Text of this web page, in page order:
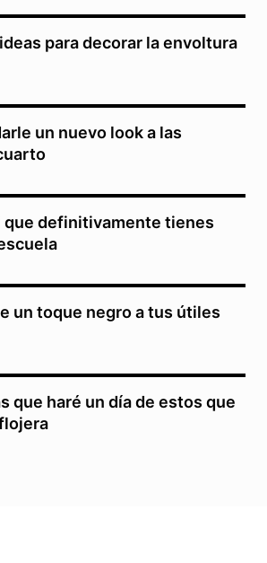
para decorar la envoltura
un nuevo look a las
que definitivamente tienes
un toque negro a tus útiles
que haré un día de estos que